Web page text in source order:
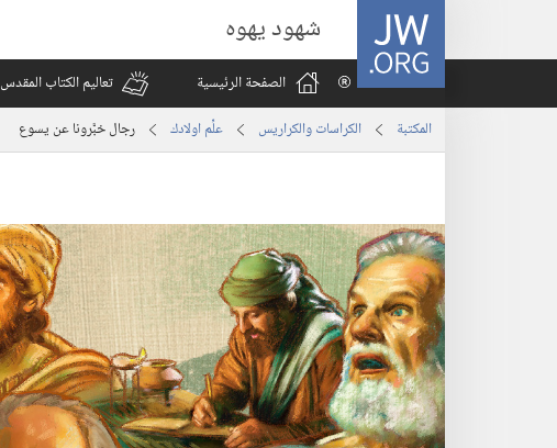
JW.ORG شهود يهوه
الصفحة الرئيسية
تعاليم الكتاب المقدس
المكتبة الكراسات والكراريس علِّم اولادك رجال خبَّرونا عن يسوع